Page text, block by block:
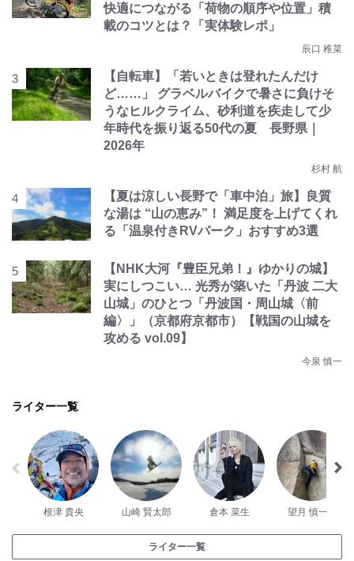
快適につながる「荷物の順序や位置」積
載のコツとは？「実体験レポ」
辰口 稚菜
【自転車】「若いときは登れたんだけ
ど……」 グラベルバイクで暑さに負けそ
うなヒルクライム、砂利道を疾走して少
年時代を振り返る50代の夏 長野県｜
2026年
杉村 航
【夏は涼しい長野で「車中泊」旅】良質
な湯は “山の恵み”！ 満足度を上げてくれ
る「温泉付きRVパーク」おすすめ3選
【NHK大河『豊臣兄弟！』ゆかりの城】
実にしつこい… 光秀が築いた「丹波 二大
山城」のひとつ「丹波国・周山城〈前
編〉」（京都府京都市）【戦国の山城を
攻める vol.09】
今泉 慎一
ライター一覧
根津 貴央 山崎 賢太郎 倉本 菜生 望月 慎一郎
ライター一覧